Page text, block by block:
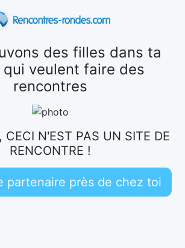
des filles dans ta
qui veulent faire des
rencontres
CECI N'EST PAS UN SITE DE
RENCONTRE !
partenaire près de chez toi